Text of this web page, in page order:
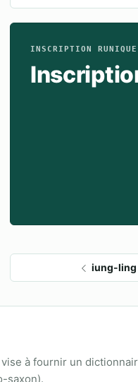
INSCRIPTION RUNIQUE
iung-ling
à fournir un
saxon).